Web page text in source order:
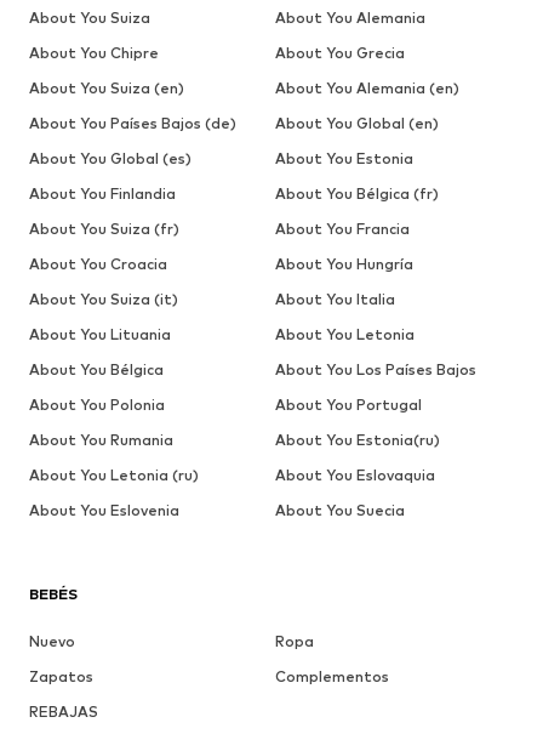
BEBÉS
Nuevo
Ropa
Zapatos
Complementos
REBAJAS
About You Suiza
About You Alemania
About You Chipre
About You Grecia
About You Suiza (en)
About You Alemania (en)
About You Países Bajos (de)
About You Global (en)
About You Global (es)
About You Estonia
About You Finlandia
About You Bélgica (fr)
About You Suiza (fr)
About You Francia
About You Croacia
About You Hungría
About You Suiza (it)
About You Italia
About You Lituania
About You Letonia
About You Bélgica
About You Los Países Bajos
About You Polonia
About You Portugal
About You Rumania
About You Estonia(ru)
About You Letonia (ru)
About You Eslovaquia
About You Eslovenia
About You Suecia